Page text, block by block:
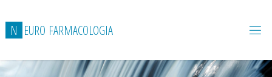
contenuto
N EURO FARMACOLOGIA